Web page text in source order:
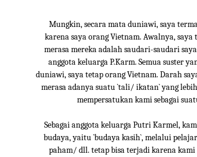
Mungkin, secara mata duniawi, saya
karena saya orang Vietnam. Awalnya,
merasa mereka adalah saudari-saudari
anggota keluarga P.Karm. Semua suster
duniawi, saya tetap orang Vietnam. Darah
merasa adanya suatu `tali/ ikatan` yang
mempersatukan kami sebagai
Sebagai anggota keluarga Putri Karmel,
budaya, yaitu `budaya kasih`, melalui
paham/ dll. tetap bisa terjadi karena